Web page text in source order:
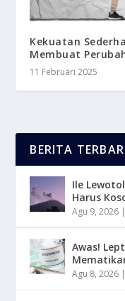
Kekuatan
Membuat
11 Februari 2025
BERITA
Ile
Harus
Agu 9, 2026 |
Awas!
Agu 8, 2026 |